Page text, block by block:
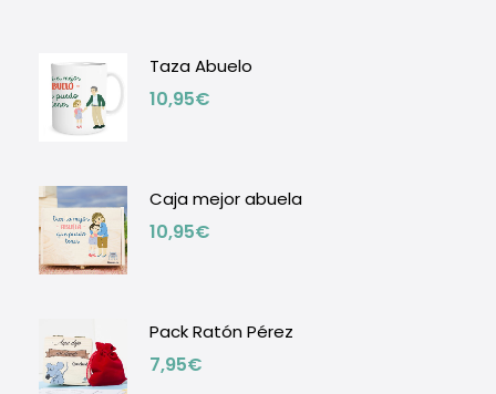
Taza Abuelo
10,95€
Caja mejor abuela
10,95€
Pack Ratón Pérez
7,95€